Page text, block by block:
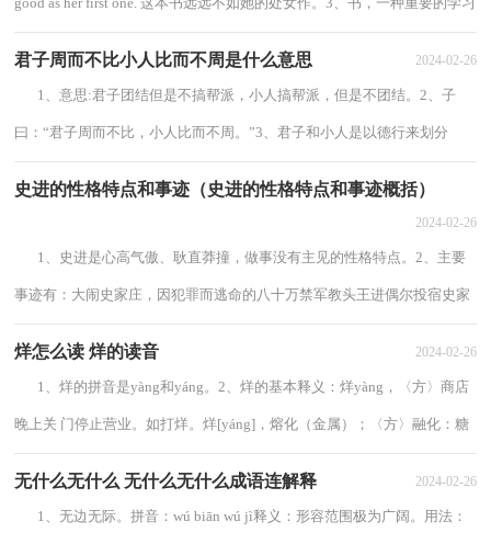
君子周而不比小人比而不周是什么意思 2024-02-26
1、意思:君子团结但是不搞帮派，小人搞帮派，但是不团结。2、子
曰：“君子周而不比，小人比而不周。”3、君子和小人是以德行来划分
史进的性格特点和事迹（史进的性格特点和事迹概括）
2024-02-26
1、史进是心高气傲、耿直莽撞，做事没有主见的性格特点。2、主要
事迹有：大闹史家庄，因犯罪而逃命的八十万禁军教头王进偶尔投宿史家
烊怎么读 烊的读音 2024-02-26
1、烊的拼音是yàng和yáng。2、烊的基本释义：烊yàng，〈方〉商店
晚上关 门停止营业。如打烊。烊[yáng]，熔化（金属）；〈方〉融化：糖
无什么无什么 无什么无什么成语连解释 2024-02-26
1、无边无际。拼音：wú biān wú jì释义：形容范围极为广阔。用法：